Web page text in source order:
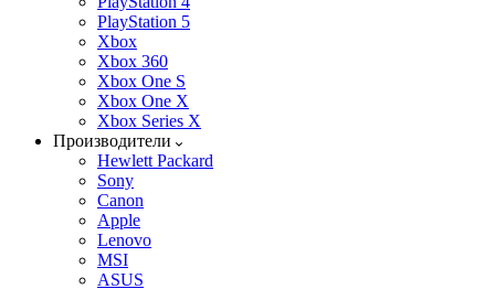
PlayStation 5
Xbox
Xbox 360
Xbox One S
Xbox One X
Xbox Series X
Производители
Hewlett Packard
Sony
Canon
Apple
Lenovo
MSI
ASUS